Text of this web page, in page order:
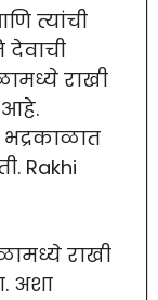
त्यांची
देवाची
राखी
आहे.
Rakhi
राखी
अशा